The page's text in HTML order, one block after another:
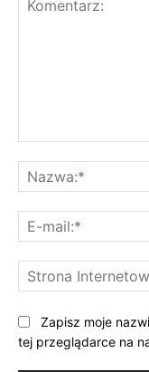
Zapisz moje
tej przeglądarce na